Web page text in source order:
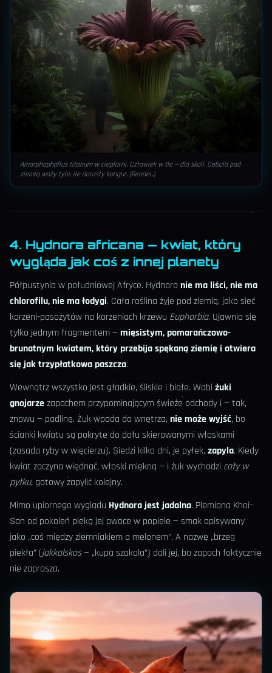
Amorphophallus titanum w cieplarni. Człowiek w tle — dla skali. Cebula pod
ziemią waży tyle, ile dorosły kangur. (Render.)
4. Hydnora africana — kwiat, który
wygląda jak coś z innej planety
Półpustynia w południowej Afryce. Hydnora nie ma liści, nie ma
chlorofilu, nie ma łodygi. Cała roślina żyje pod ziemią, jako sieć
korzeni-pasożytów na korzeniach krzewu Euphorbia. Ujawnia się
tylko jednym fragmentem — mięsistym, pomarańczowo-
brunatnym kwiatem, który przebija spękaną ziemię i otwiera
się jak trzypłatkowa paszcza.
Wewnątrz wszystko jest gładkie, śliskie i białe. Wabi żuki
gnojarzezapachem przypominającym świeże odchody i — tak,
znowu — padlinę. Żuk wpada do wnętrza, nie może wyjść, bo
ścianki kwiatu są pokryte do dołu skierowanymi włoskami
(zasada ryby w więcierzu). Siedzi kilka dni, je pyłek, zapyla. Kiedy
kwiat zaczyna więdnąć, włoski miękną — i żuk wychodzi cały w
pyłku, gotowy zapylić kolejny.
Mimo upiornego wyglądu Hydnora jest jadalna. Plemiona Khoi-
San od pokoleń pieką jej owoce w popiele — smak opisywany
jako „coś między ziemniakiem a melonem”. A nazwę „brzeg
piekła” (jakkalskos— „kupa szakala”) dali jej, bo zapach faktycznie
nie zaprasza.